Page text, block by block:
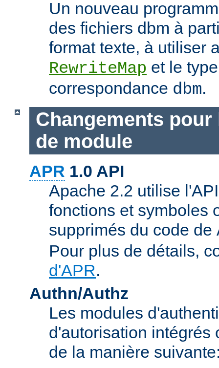
Un nouveau
des fichiers dbm à
format texte, à utiliser
RewriteMap et le
correspondance dbm.
Changements
de module
APR 1.0 API
Apache 2.2 utilise
fonctions et symboles
supprimés du code de
Pour plus de détails,
d'APR.
Authn/Authz
Les modules
d'autorisation intégrés
de la manière